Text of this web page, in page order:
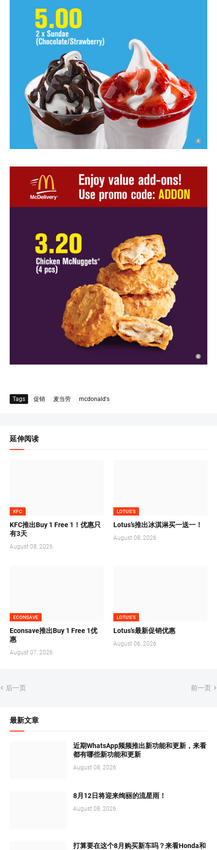
Tags 促销 麦当劳 mcdonald's
延伸阅读
KFC
KFC推出Buy 1 Free 1！优惠只
有3天
August 08, 2026
LOTUS'S
Lotus’s推出冰淇淋买一送一！
August 08, 2026
ECONSAVE
Econsave推出Buy 1 Free 1优
惠
August 07, 2026
LOTUS'S
Lotus's最新促销优惠
August 06, 2026
后一页 前一页
最新文章
近期WhatsApp频频推出新功能和更新，来看
都有哪些新功能和更新
August 08, 2026
8月12日将迎来绚丽的流星雨！
August 08, 2026
打算要在这个8月购买新车吗？来看Honda和